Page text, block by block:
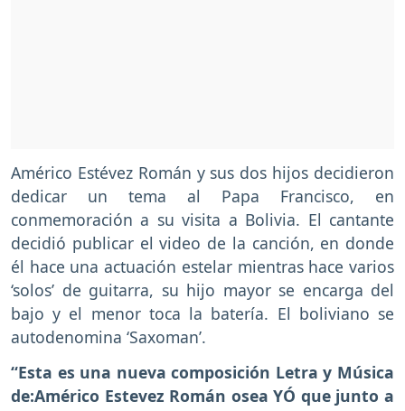
Américo Estévez Román y sus dos hijos decidieron
dedicar un tema al Papa Francisco, en
conmemoración a su visita a Bolivia. El cantante
decidió publicar el video de la canción, en donde
él hace una actuación estelar mientras hace varios
‘solos’ de guitarra, su hijo mayor se encarga del
bajo y el menor toca la batería. El boliviano se
autodenomina ‘Saxoman’.
“Esta es una nueva composición Letra y Música
de:Américo Estevez Román osea YÓ que junto a